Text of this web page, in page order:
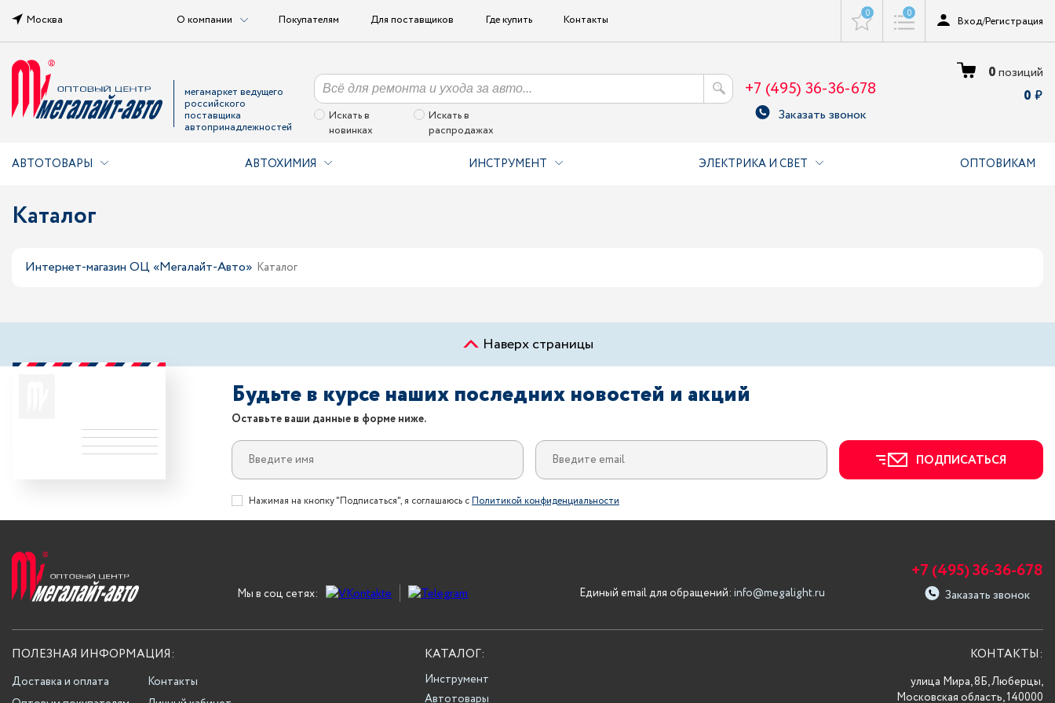
Москва О компании Покупателям Для поставщиков Где купить Контакты 0 0
Вход/Регистрация
мегамаркет ведущего
российского
поставщика
автопринадлежностей
Искать в
новинках
Искать в
распродажах
+7 (495) 36-36-678
Заказать звонок
0позиций
0
АВТОТОВАРЫ АВТОХИМИЯ ИНСТРУМЕНТ ЭЛЕКТРИКА И СВЕТ ОПТОВИКАМ
Каталог
Интернет-магазин ОЦ «Мегалайт-Авто» Каталог
Наверх страницы
Будьте в курсе наших последних новостей и акций
Оставьте ваши данные в форме ниже.
ПОДПИСАТЬСЯ
Нажимая на кнопку "Подписаться", я соглашаюсь сПолитикой конфиденциальности
Мы в соц сетях: Единый email для обращений: info@megalight.ru
+7 (495) 36-36-678
Заказать звонок
ПОЛЕЗНАЯ ИНФОРМАЦИЯ:
Доставка и оплата
Контакты
КАТАЛОГ:
Инструмент
Автотовары
КОНТАКТЫ:
улица Мира, 8Б, Люберцы,
Московская область, 140000